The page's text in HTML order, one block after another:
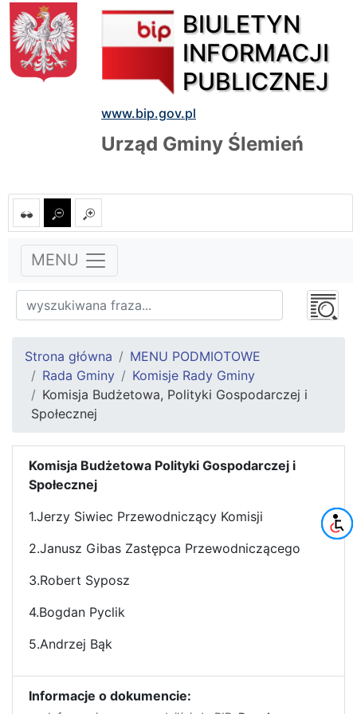
BIULETYN
INFORMACJI
PUBLICZNEJ
www.bip.gov.pl
Urząd Gminy Ślemień
MENU
Strona główna
MENU PODMIOTOWE
Rada Gminy
Komisje Rady Gminy
Komisja Budżetowa, Polityki Gospodarczej i
Społecznej
Komisja Budżetowa Polityki Gospodarczej i
Społecznej
1.Jerzy Siwiec Przewodniczący Komisji
2.Janusz Gibas Zastępca Przewodniczącego
3.Robert Syposz
4.Bogdan Pyclik
5.Andrzej Bąk
Informacje o dokumencie: